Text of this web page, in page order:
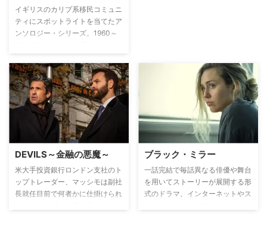
イギリスのカリブ系移民コミュニ
ティにスポットライトを当てたア
ンソロジー・シリーズ。1960～
リブ系黒人住民たちの人生の喜び
と哀しみ、自らの運命を変えよう
と苦悩し格闘した人々の姿を、5
本の”映画”で綴る。
DEVILS～金融の悪魔～
米大手投資銀行ロンドン支社のト
ップトレーダー、マッシモは副社
長就任目前で何者かに仕掛けられ
ブラック・ミラー
一話完結で毎話異なる俳優や舞台
を用いてストーリーが展開する形
式のドラマ。インターネットやス